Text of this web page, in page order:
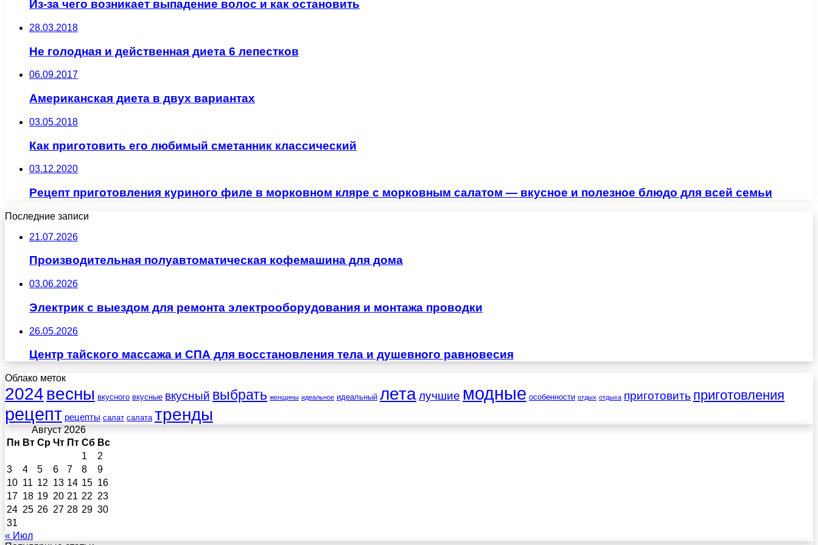
Из-за чего возникает выпадение волос и как остановить
28.03.2018
Не голодная и действенная диета 6 лепестков
06.09.2017
Американская диета в двух вариантах
03.05.2018
Как приготовить его любимый сметанник классический
03.12.2020
Рецепт приготовления куриного филе в морковном кляре с морковным салатом — вкусное и полезное блюдо для всей семьи
Последние записи
21.07.2026
Производительная полуавтоматическая кофемашина для дома
03.06.2026
Электрик с выездом для ремонта электрооборудования и монтажа проводки
26.05.2026
Центр тайского массажа и СПА для восстановления тела и душевного равновесия
Облако меток
2024 весны вкусного вкусные вкусный выбрать женщины идеальное идеальный леталучшие модные особенности отдых отдыха приготовить приготовления
рецепт рецепты салат салата тренды
Август 2026
Пн Вт Ср Чт Пт Сб Вс
1
2
3
4 5 6 7 8
9
10 11 12 13 14 15 16
17 18 19 20 21 22 23
24 25 26 27 28 29 30
31
« Июл